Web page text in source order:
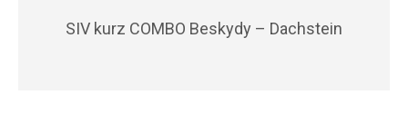
SIV kurz COMBO Beskydy – Dachstein